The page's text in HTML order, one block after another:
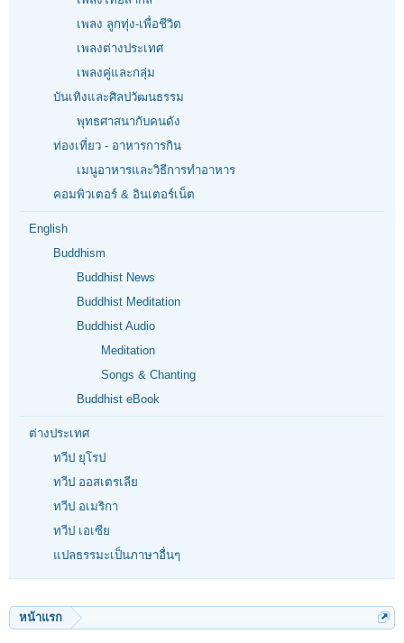
เพลง ลูกทุ่ง-เพื่อชีวิต
เพลงต่างประเทศ
เพลงคู่และกลุ่ม
บันเทิงและศิลปวัฒนธรรม
พุทธศาสนากับคนดัง
ท่องเที่ยว - อาหารการกิน
เมนูอาหารและวิธีการทำอาหาร
คอมพิวเตอร์ & อินเตอร์เน็ต
English
Buddhism
Buddhist News
Buddhist Meditation
Buddhist Audio
Meditation
Songs & Chanting
Buddhist eBook
ต่างประเทศ
ทวีป ยุโรป
ทวีป ออสเตรเลีย
ทวีป อเมริกา
ทวีป เอเซีย
แปลธรรมะเป็นภาษาอื่นๆ
หน้าแรก